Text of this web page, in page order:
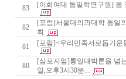
83
[이화여대 통일학연구원] 봄
82
[포럼]서울대의과대학 통일
최
81
[포럼]<우리민족서로돕기운
80
[심포지엄]통일대박론을 넘
일,오후3시30분...